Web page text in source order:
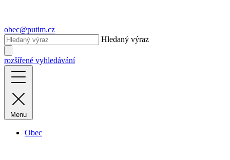
obec@putim.cz
Hledaný výraz
rozšířené vyhledávání
Menu
Obec